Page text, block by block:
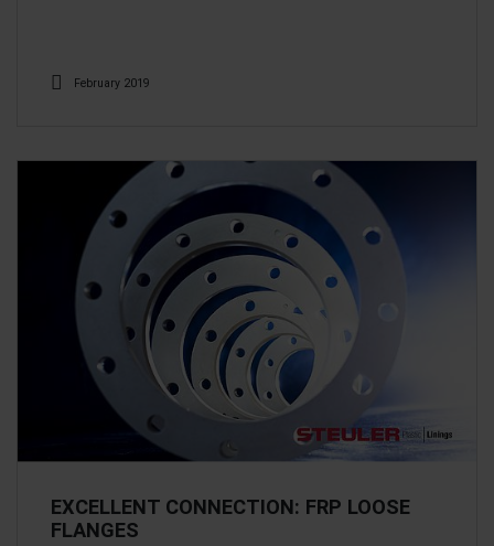
February 2019
EXCELLENT CONNECTION: FRP LOOSE
FLANGES